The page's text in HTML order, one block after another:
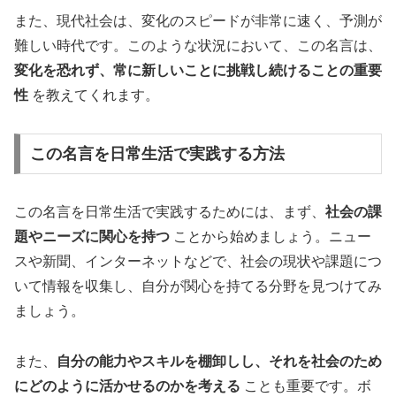
また、現代社会は、変化のスピードが非常に速く、予測が
難しい時代です。このような状況において、この名言は、
変化を恐れず、常に新しいことに挑戦し続けることの重要
性 を教えてくれます。
この名言を日常生活で実践する方法
この名言を日常生活で実践するためには、まず、 社会の課
題やニーズに関心を持つ ことから始めましょう。ニュー
スや新聞、インターネットなどで、社会の現状や課題につ
いて情報を収集し、自分が関心を持てる分野を見つけてみ
ましょう。
また、
自分の能力やスキルを棚卸しし、それを社会のため
にどのように活かせるのかを考える ことも重要です。ボ